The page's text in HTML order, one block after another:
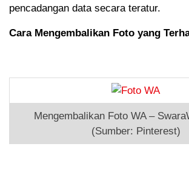
pencadangan data secara teratur.
Cara Mengembalikan Foto yang
Mengembalikan Foto WA –
(Sumber: Pinterest)